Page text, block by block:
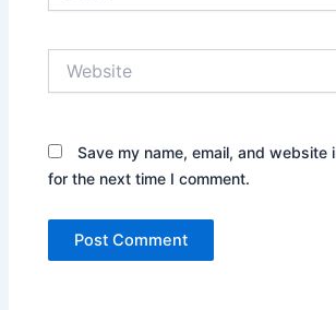
Save my name, email, and website
for the next time I comment.